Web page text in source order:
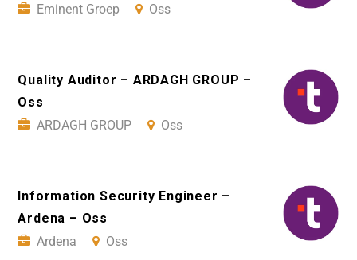
Eminent Groep Oss
Quality Auditor – ARDAGH GROUP –
Oss
ARDAGH GROUP
Oss
Information Security Engineer –
Ardena – Oss
Ardena
Oss